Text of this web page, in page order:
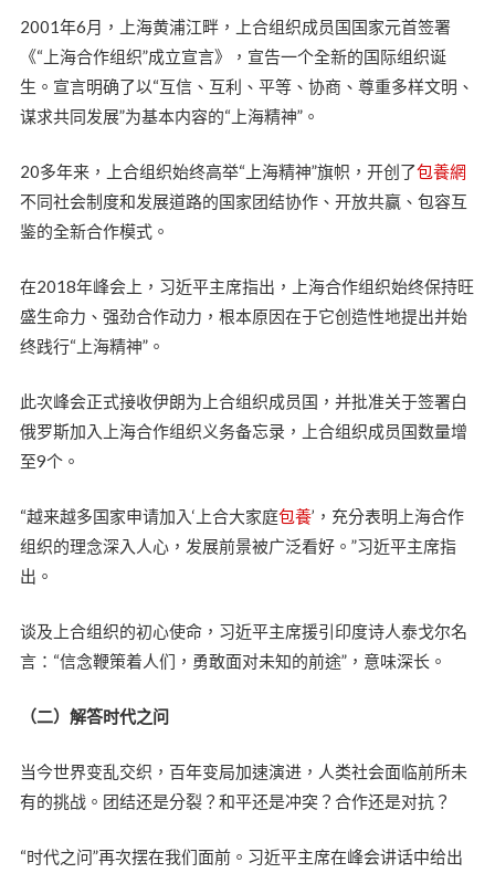
2001年6月，上海黄浦江畔，上合组织成员国国家元首签署
《“上海合作组织”成立宣言》，宣告一个全新的国际组织诞
生。宣言明确了以“互信、互利、平等、协商、尊重多样文明、
谋求共同发展”为基本内容的“上海精神”。
20多年来，上合组织始终高举“上海精神”旗帜，开创了包養網
不同社会制度和发展道路的国家团结协作、开放共赢、包容互
鉴的全新合作模式。
在2018年峰会上，习近平主席指出，上海合作组织始终保持旺
盛生命力、强劲合作动力，根本原因在于它创造性地提出并始
终践行“上海精神”。
此次峰会正式接收伊朗为上合组织成员国，并批准关于签署白
俄罗斯加入上海合作组织义务备忘录，上合组织成员国数量增
至9个。
“越来越多国家申请加入‘上合大家庭包養’，充分表明上海合作
组织的理念深入人心，发展前景被广泛看好。”习近平主席指
出。
谈及上合组织的初心使命，习近平主席援引印度诗人泰戈尔名
言：“信念鞭策着人们，勇敢面对未知的前途”，意味深长。
（二）解答时代之问
当今世界变乱交织，百年变局加速演进，人类社会面临前所未
有的挑战。团结还是分裂？和平还是冲突？合作还是对抗？
“时代之问”再次摆在我们面前。习近平主席在峰会讲话中给出